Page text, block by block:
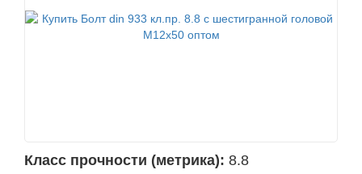
Класс прочности (метрика): 8.8